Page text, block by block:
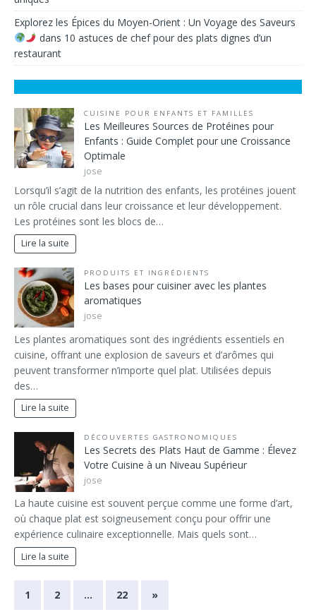
Explorez les Épices du Moyen-Orient : Un Voyage des Saveurs
dans 10 astuces de chef pour des plats dignes d’un
restaurant
CUISINE POUR ENFANTS ET FAMILLES
Les Meilleures Sources de Protéines pour
Enfants : Guide Complet pour une Croissance
Optimale
jose
Lorsqu’il s’agit de la nutrition des enfants, les protéines jouent
un rôle crucial dans leur croissance et leur développement.
Les protéines sont les blocs de…
Lire la suite
PRODUITS ET INGRÉDIENTS
Les bases pour cuisiner avec les plantes
aromatiques
jose
Les plantes aromatiques sont des ingrédients essentiels en
cuisine, offrant une explosion de saveurs et d’arômes qui
peuvent transformer n’importe quel plat. Utilisées depuis
des…
Lire la suite
DÉCOUVERTES GASTRONOMIQUES
Les Secrets des Plats Haut de Gamme : Élevez
Votre Cuisine à un Niveau Supérieur
jose
La haute cuisine est souvent perçue comme une forme d’art,
où chaque plat est soigneusement conçu pour offrir une
expérience culinaire exceptionnelle. Mais quels sont…
Lire la suite
1 2 … 22 »